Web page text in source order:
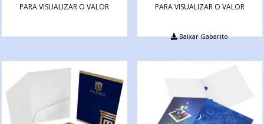
PARA VISUALIZAR O VALOR
PARA VISUALIZAR O VALOR
Baixar Gabarito